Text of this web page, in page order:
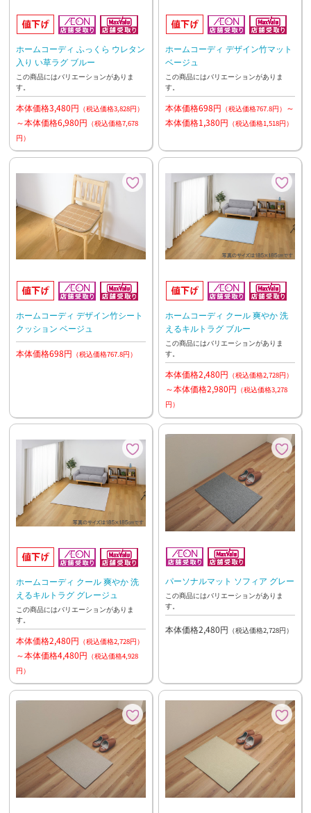
ホームコーディ ふっくら ウレタン
入り い草ラグ ブルー
この商品にはバリエーションがありま
す。
本体価格3,480円 （税込価格3,828円）
～本体価格6,980円 （税込価格7,678
円）
ホームコーディ デザイン竹マット
ベージュ
この商品にはバリエーションがありま
す。
本体価格698円 （税込価格767.8円） ～
本体価格1,380円 （税込価格1,518円）
ホームコーディ デザイン竹シート
クッション ベージュ
本体価格698円 （税込価格767.8円）
ホームコーディ クール 爽やか 洗
えるキルトラグ ブルー
この商品にはバリエーションがありま
す。
本体価格2,480円 （税込価格2,728円）
～本体価格2,980円 （税込価格3,278
円）
ホームコーディ クール 爽やか 洗
えるキルトラグ グレージュ
この商品にはバリエーションがありま
す。
本体価格2,480円 （税込価格2,728円）
～本体価格4,480円 （税込価格4,928
円）
パーソナルマット ソフィア グレー
この商品にはバリエーションがありま
す。
本体価格2,480円 （税込価格2,728円）